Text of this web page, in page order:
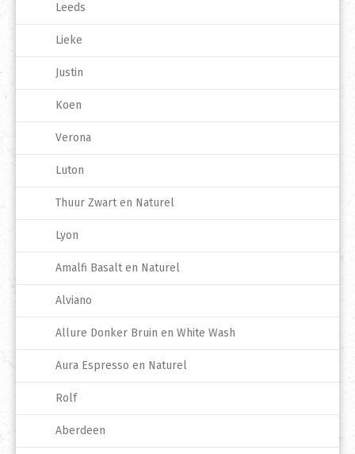
Leeds
Lieke
Justin
Koen
Verona
Luton
Thuur Zwart en Naturel
Lyon
Amalfi Basalt en Naturel
Alviano
Allure Donker Bruin en White Wash
Aura Espresso en Naturel
Rolf
Aberdeen